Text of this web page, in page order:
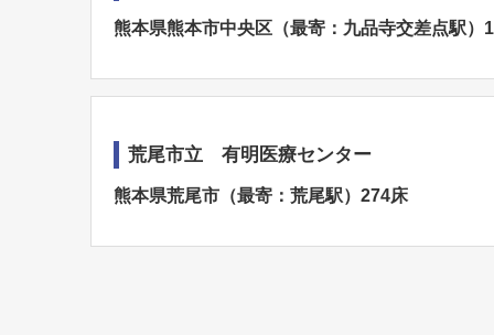
熊本県熊本市中央区（最寄：九品寺交差点駅）
荒尾市立 有明医療センター
熊本県荒尾市（最寄：荒尾駅）274床